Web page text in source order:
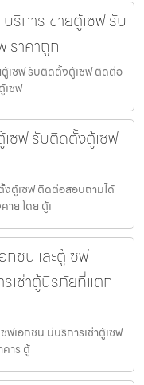
ริการ ขายตู้เซฟ รับ
ราคาถูก
ตู้เซฟ รับติดตั้งตู้เซฟ ติดต่อ
เซฟ
ซฟ รับติดตั้งตู้เซฟ
งตู้เซฟ ติดต่อสอบถามได้
ย โดย ตู้เ
ชนและตู้เซฟ
รเช่าตู้นิรภัยที่แตก
เอกชน มีบริการเช่าตู้เซฟ
าร ตู้